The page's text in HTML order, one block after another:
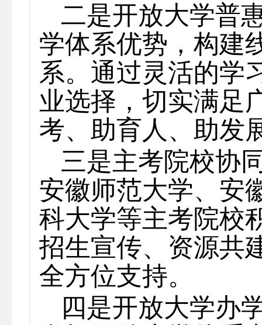
二是开放大学普
学体系优势，构建
系。通过灵活的学
业选择，切实满足
考、助育人、助发
三是主考院校协
安徽师范大学、安
科大学等主考院校
招生宣传、资源共
全方位支持。
四是开放大学办